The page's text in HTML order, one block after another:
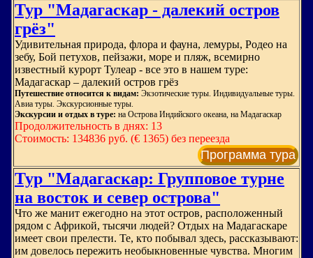
Тур "Мадагаскар - далекий остров
грёз"
Удивительная природа, флора и фауна, лемуры, Родео на
зебу, Бой петухов, пейзажи, море и пляж, всемирно
известный курорт Тулеар - все это в нашем туре:
Мадагаскар – далекий остров грёз
Путешествие относится к видам: Экзотические туры. Индивидуальные туры.
Авиа туры. Экскурсионные туры.
Экскурсии и отдых в туре: на Острова Индийского океана, на Мадагаскар
Продолжительность в днях: 13
Стоимость: 134836 руб. (€ 1365) без переезда
Программа тура
Тур "Мадагаскар: Групповое турне
на восток и север острова"
Что же манит ежегодно на этот остров, расположенный
рядом с Африкой, тысячи людей? Отдых на Мадагаскаре
имеет свои прелести. Те, кто побывал здесь, рассказывают:
им довелось пережить необыкновенные чувства. Многим